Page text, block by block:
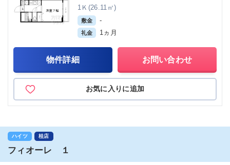
1Ｋ(26.11㎡)
敷金 -
礼金 1ヵ月
物件詳細 お問い合わせ
お気に入りに追加
ハイツ 桂店
フィオーレ １